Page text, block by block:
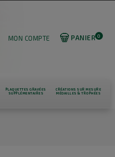
PANIER 0
MON COMPTE
PLAQUETTES GRAVÉES
SUPPLÉMENTAIRES
CRÉATIONS SUR MESURE
MÉDAILLES & TROPHÉES